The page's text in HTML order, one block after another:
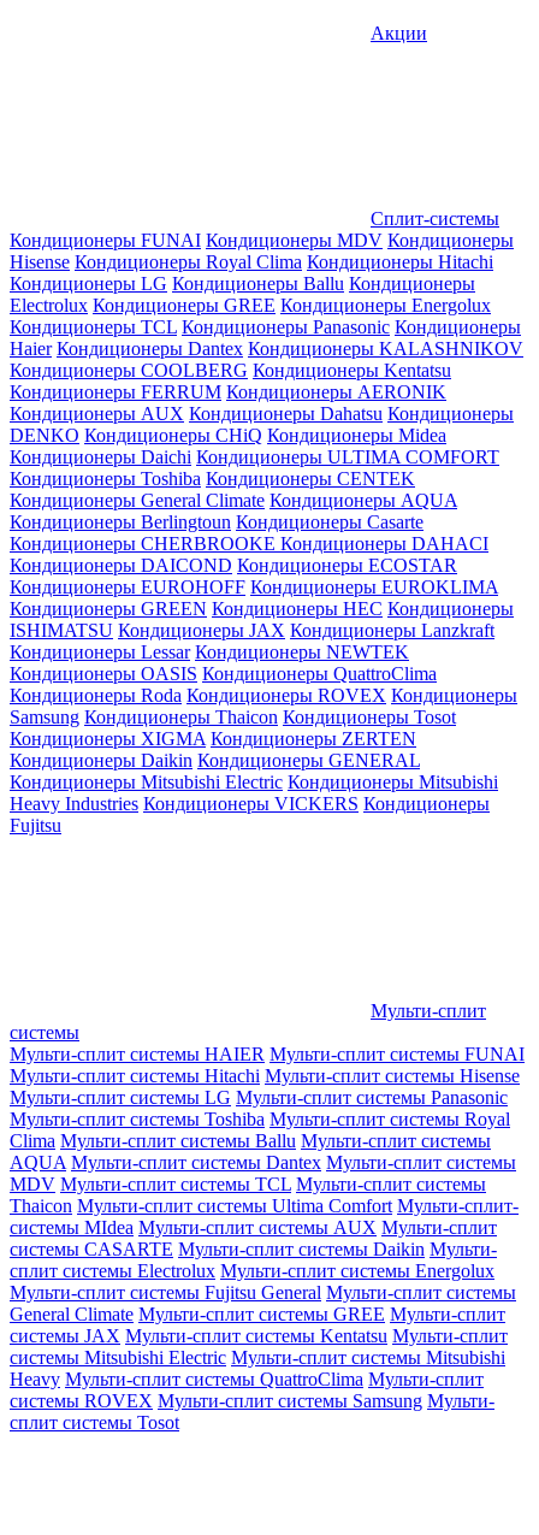
Акции
Сплит-системы
Кондиционеры FUNAI Кондиционеры MDV Кондиционеры
Hisense Кондиционеры Royal Clima Кондиционеры Hitachi
Кондиционеры LG Кондиционеры Ballu Кондиционеры
Electrolux Кондиционеры GREE Кондиционеры Energolux
Кондиционеры TCL Кондиционеры Panasonic Кондиционеры
Haier Кондиционеры Dantex Кондиционеры KALASHNIKOV
Кондиционеры СOOLBERG Кондиционеры Kentatsu
Кондиционеры FERRUM Кондиционеры AERONIK
Кондиционеры AUX Кондиционеры Dahatsu Кондиционеры
DENKO Кондиционеры CHiQ Кондиционеры Midea
Кондиционеры Daichi Кондиционеры ULTIMA COMFORT
Кондиционеры Toshiba Кондиционеры CENTEK
Кондиционеры General Climate Кондиционеры AQUA
Кондиционеры Berlingtoun Кондиционеры Casarte
Кондиционеры CHERBROOKE Кондиционеры DAHACI
Кондиционеры DAICOND Кондиционеры ECOSTAR
Кондиционеры EUROHOFF Кондиционеры EUROKLIMA
Кондиционеры GREEN Кондиционеры HEC Кондиционеры
ISHIMATSU Кондиционеры JAX Кондиционеры Lanzkraft
Кондиционеры Lessar Кондиционеры NEWTEK
Кондиционеры OASIS Кондиционеры QuattroClima
Кондиционеры Roda Кондиционеры ROVEX Кондиционеры
Samsung Кондиционеры Thaicon Кондиционеры Tosot
Кондиционеры XIGMA Кондиционеры ZERTEN
Кондиционеры Daikin Кондиционеры GENERAL
Кондиционеры Mitsubishi Electric Кондиционеры Mitsubishi
Heavy Industries Кондиционеры VICKERS Кондиционеры
Fujitsu
Мульти-сплит
системы
Мульти-сплит системы HAIER Мульти-сплит системы FUNAI
Мульти-сплит системы Hitachi Мульти-сплит системы Hisense
Мульти-сплит системы LG Мульти-сплит системы Panasonic
Мульти-сплит системы Toshiba Мульти-сплит системы Royal
Clima Мульти-сплит системы Ballu Мульти-сплит системы
AQUA Мульти-сплит системы Dantex Мульти-сплит системы
MDV Мульти-сплит системы TCL Мульти-сплит системы
Thaicon Мульти-сплит системы Ultima Comfort Мульти-сплит-
системы MIdea Мульти-сплит системы AUX Мульти-сплит
системы CASARTE Мульти-сплит системы Daikin Мульти-
сплит системы Electrolux Мульти-сплит системы Energolux
Мульти-сплит системы Fujitsu General Мульти-сплит системы
General Climate Мульти-сплит системы GREE Мульти-сплит
системы JAX Мульти-сплит системы Kentatsu Мульти-сплит
системы Mitsubishi Electric Мульти-сплит системы Mitsubishi
Heavy Мульти-сплит системы QuattroClima Мульти-сплит
системы ROVEX Мульти-сплит системы Samsung Мульти-
сплит системы Tosot